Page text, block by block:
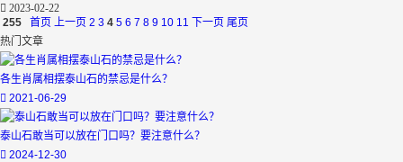
2023-02-22
255
首页 上一页 2 3 4 5 6 7 8 9 10 11 下一页 尾页
热门文章
各生肖属相摆泰山石的禁忌是什么？
2021-06-29
泰山石敢当可以放在门口吗？要注意什么？
2024-12-30